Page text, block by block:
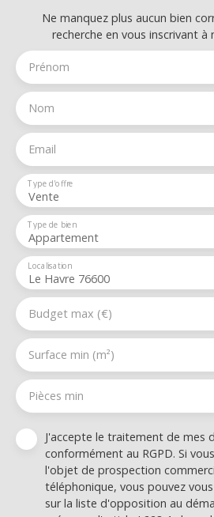
Ne manquez plus aucun bien
recherche en vous inscrivant à
Prénom
Nom
Email
Vente
Type d'offre
Appartement
Type de bien
Le Havre 76600
Localisation
Budget max (€)
Surface min (m²)
Pièces min
J'accepte le traitement de mes
conformément au RGPD. Si
l'objet de prospection
téléphonique, vous pouvez
sur la liste d'opposition au